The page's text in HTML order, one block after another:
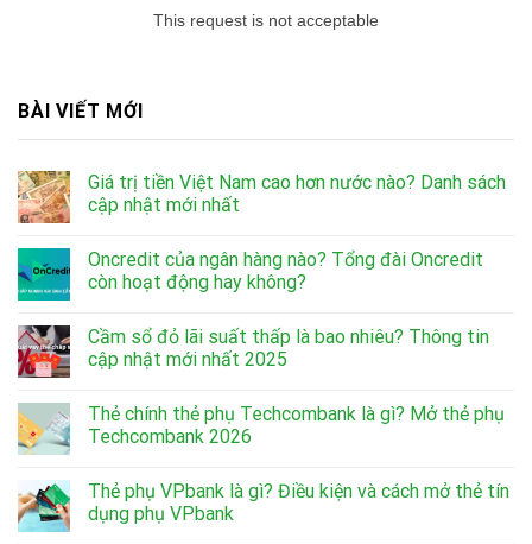
BÀI VIẾT MỚI
Giá trị tiền Việt Nam cao hơn nước nào? Danh sách
cập nhật mới nhất
Oncredit của ngân hàng nào? Tổng đài Oncredit
còn hoạt động hay không?
Cầm sổ đỏ lãi suất thấp là bao nhiêu? Thông tin
cập nhật mới nhất 2025
Thẻ chính thẻ phụ Techcombank là gì? Mở thẻ phụ
Techcombank 2026
Thẻ phụ VPbank là gì? Điều kiện và cách mở thẻ tín
dụng phụ VPbank